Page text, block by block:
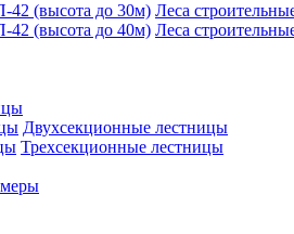
Леса
Леса
Двухсекционные лестницы
Трехсекционные лестницы